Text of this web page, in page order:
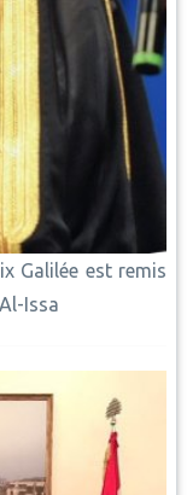
Galilée est remis
Issa